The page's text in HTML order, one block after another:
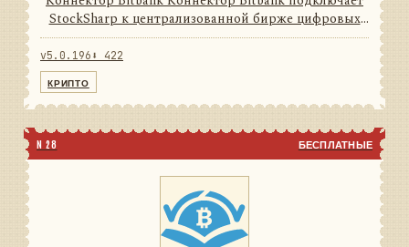
StockSharp к централизованной бирже цифровых
активов. Он переводит данные и операции
провайдера в единую модель сообщений
StockSharp, поэтому приложения ...
v5.0.196 ⬇ 422
КРИПТО
N 28 БЕСПЛАТНЫЕ